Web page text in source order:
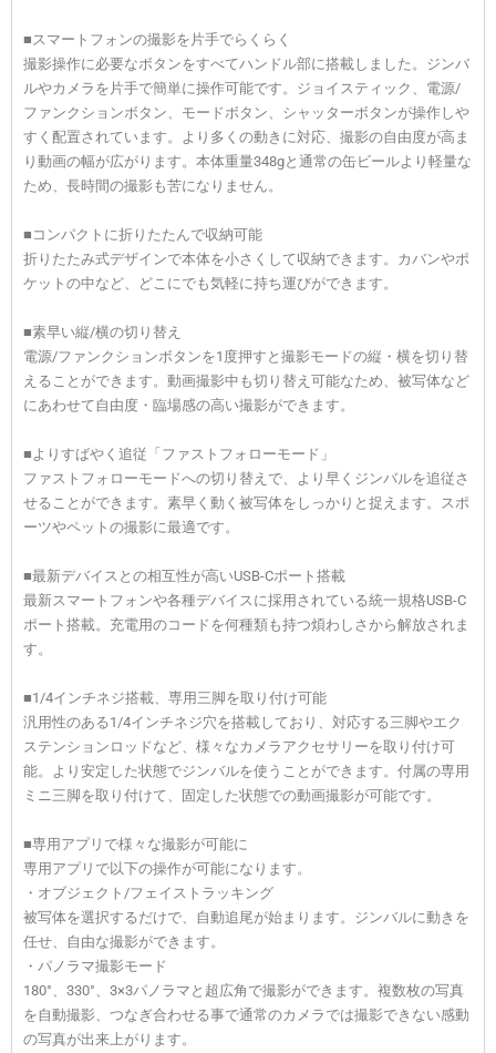
■スマートフォンの撮影を片手でらくらく
撮影操作に必要なボタンをすべてハンドル部に搭載しました。ジンバ
ルやカメラを片手で簡単に操作可能です。ジョイスティック、電源/
ファンクションボタン、モードボタン、シャッターボタンが操作しや
すく配置されています。より多くの動きに対応、撮影の自由度が高ま
り動画の幅が広がります。本体重量348gと通常の缶ビールより軽量な
ため、長時間の撮影も苦になりません。
■コンパクトに折りたたんで収納可能
折りたたみ式デザインで本体を小さくして収納できます。カバンやポ
ケットの中など、どこにでも気軽に持ち運びができます。
■素早い縦/横の切り替え
電源/ファンクションボタンを1度押すと撮影モードの縦・横を切り替
えることができます。動画撮影中も切り替え可能なため、被写体など
にあわせて自由度・臨場感の高い撮影ができます。
■よりすばやく追従「ファストフォローモード」
ファストフォローモードへの切り替えで、より早くジンバルを追従さ
せることができます。素早く動く被写体をしっかりと捉えます。スポ
ーツやペットの撮影に最適です。
■最新デバイスとの相互性が高いUSB-Cポート搭載
最新スマートフォンや各種デバイスに採用されている統一規格USB-C
ポート搭載。充電用のコードを何種類も持つ煩わしさから解放されま
す。
■1/4インチネジ搭載、専用三脚を取り付け可能
汎用性のある1/4インチネジ穴を搭載しており、対応する三脚やエク
ステンションロッドなど、様々なカメラアクセサリーを取り付け可
能。より安定した状態でジンバルを使うことができます。付属の専用
ミニ三脚を取り付けて、固定した状態での動画撮影が可能です。
■専用アプリで様々な撮影が可能に
専用アプリで以下の操作が可能になります。
・オブジェクト/フェイストラッキング
被写体を選択するだけで、自動追尾が始まります。ジンバルに動きを
任せ、自由な撮影ができます。
・パノラマ撮影モード
180°、330°、3×3パノラマと超広角で撮影ができます。複数枚の写真
を自動撮影、つなぎ合わせる事で通常のカメラでは撮影できない感動
の写真が出来上がります。